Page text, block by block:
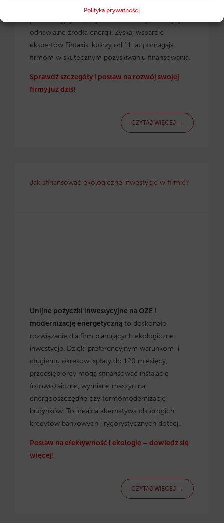
Polityka prywatności
przedsiębiorców– dowiedz się, jak skorzystać z
odnawialne źródła energii. Zyskaj wsparcie
ekspertów Fintaxis, którzy od 11 lat pomagają
firmom w skutecznym pozyskiwaniu finansowania.
Sprawdź szczegóły i postaw na rozwój swojej
firmy już dziś!
CZYTAJ WIĘCEJ →
Jak sfinansować ekologiczne inwestycje w firmie?
Unijne pożyczki inwestycyjne na OZE i
modernizację energetyczną to doskonałe
rozwiązanie dla firm planujących ekologiczne
inwestycje. Dzięki preferencyjnym warunkom i
długiemu okresowi spłaty do 120 miesięcy,
przedsiębiorcy mogą sfinansować instalacje
fotowoltaiczne, wymianę maszyn na
energooszczędne czy termomodernizację
budynków. To idealna alternatywa dla drogich
kredytów bankowych i rygorystycznych dotacji.
Postaw na efektywność i ekologię – dowiedz się
więcej!
CZYTAJ WIĘCEJ →